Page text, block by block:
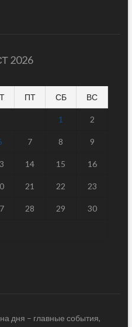
2026
ПТ СБ ВС
1 2
7 8 9
14 15 16
21 22 23
28 29 30
дня – главные события,